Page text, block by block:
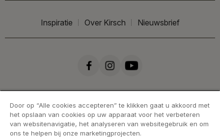
Inspiratie Over Kirsch Nieuwsbrief
Door op “Alle cookies accepteren” te klikken gaat u akkoord met
het opslaan van cookies op uw apparaat voor het verbeteren
van websitenavigatie, het analyseren van websitegebruik en om
ons te helpen bij onze marketingprojecten.